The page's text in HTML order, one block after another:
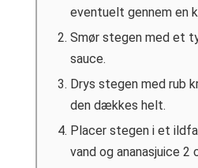
eventuelt gennem en
Smør stegen med et
sauce.
Drys stegen med rub
den dækkes helt.
Placer stegen i et
vand og ananasjuice 2